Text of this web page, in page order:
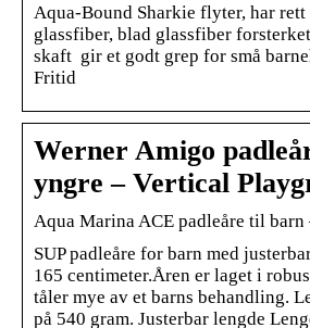
Aqua-Bound Sharkie flyter, har rett
glassfiber, blad glassfiber
skaft gir et godt grep for små
Fritid
Werner Amigo
yngre – Vertical
Aqua Marina ACE padleåre til
SUP padleåre for barn med
165 centimeter.Åren er laget i
tåler mye av et barns behandling.
på 540 gram. Justerbar lengde